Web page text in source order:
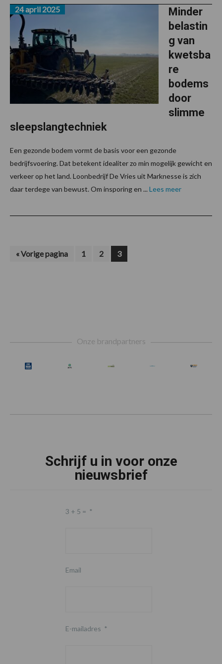
Minder
belastin
g van
kwetsba
re
bodems
door
slimme
sleepslangtechniek
24 april 2025
Een gezonde bodem vormt de basis voor een gezonde
bedrijfsvoering. Dat betekent idealiter zo min mogelijk gewicht en
verkeer op het land. Loonbedrijf De Vries uit Marknesse is zich
daar terdege van bewust. Om insporing en ... Lees meer
«Ga
Vorige pagina Pagina
1 Pagina
2 Pagina
3
Onze brandpartners
Schrijf u in voor onze
nieuwsbrief
3 + 5 = *
Email
E-mailadres *